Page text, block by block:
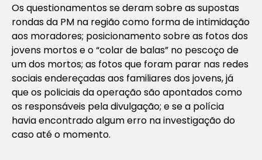
Os questionamentos se deram sobre as supostas
rondas da PM na região como forma de intimidação
aos moradores; posicionamento sobre as fotos dos
jovens mortos e o “colar de balas” no pescoço de
um dos mortos; as fotos que foram parar nas redes
sociais endereçadas aos familiares dos jovens, já
que os policiais da operação são apontados como
os responsáveis pela divulgação; e se a polícia
havia encontrado algum erro na investigação do
caso até o momento.